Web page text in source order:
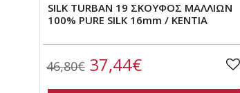
SILK TURBAN 19 ΣΚΟΥΦΟΣ ΜΑΛΛΙΩΝ
100% PURE SILK 16mm / ΚΕΝΤΙΑ
46,80€ 37,44€